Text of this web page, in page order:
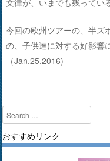
文律が、いまでも残ってい
今回の欧州ツアーの、半ズ
の、子供達に対する好影響
（Jan.25.2016)
Search
おすすめリンク